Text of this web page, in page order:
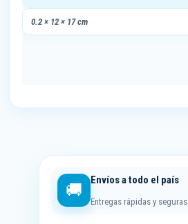
0.2 × 12 × 17 cm
🚚
Envíos a todo el país
Entregas rápidas y seguras.